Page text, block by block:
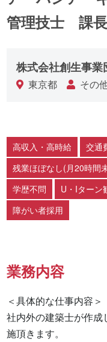
管理技士 課
株式会社創生事業
東京都 その
高収入・高時給 交通
残業ほぼなし(月20時間
学歴不問
U・Iターン
障がい者採用
業務内容
＜具体的な仕事内容＞
社内外の建築士が作
施頂きます。